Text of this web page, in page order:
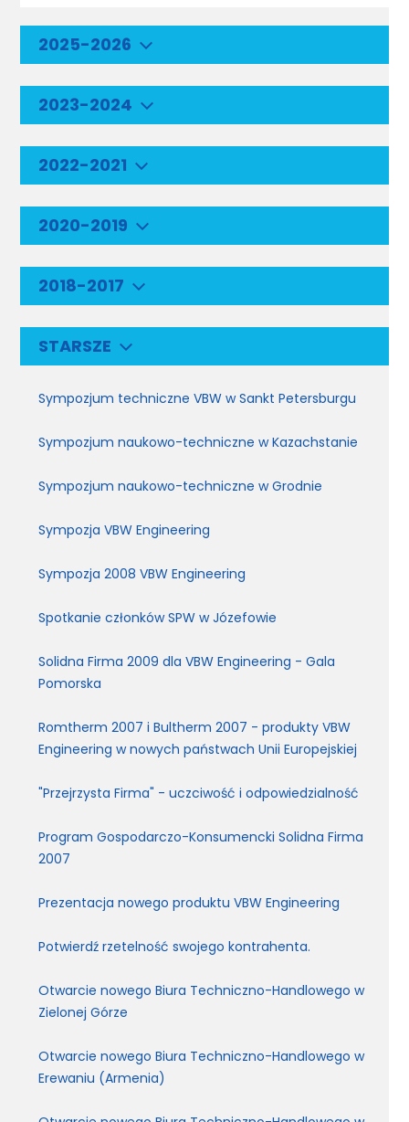
2025-2026
2023-2024
2022-2021
2020-2019
2018-2017
STARSZE
Sympozjum techniczne VBW w Sankt Petersburgu
Sympozjum naukowo-techniczne w Kazachstanie
Sympozjum naukowo-techniczne w Grodnie
Sympozja VBW Engineering
Sympozja 2008 VBW Engineering
Spotkanie członków SPW w Józefowie
Solidna Firma 2009 dla VBW Engineering - Gala
Pomorska
Romtherm 2007 i Bultherm 2007 - produkty VBW
Engineering w nowych państwach Unii Europejskiej
"Przejrzysta Firma" - uczciwość i odpowiedzialność
Program Gospodarczo-Konsumencki Solidna Firma
2007
Prezentacja nowego produktu VBW Engineering
Potwierdź rzetelność swojego kontrahenta.
Otwarcie nowego Biura Techniczno-Handlowego w
Zielonej Górze
Otwarcie nowego Biura Techniczno-Handlowego w
Erewaniu (Armenia)